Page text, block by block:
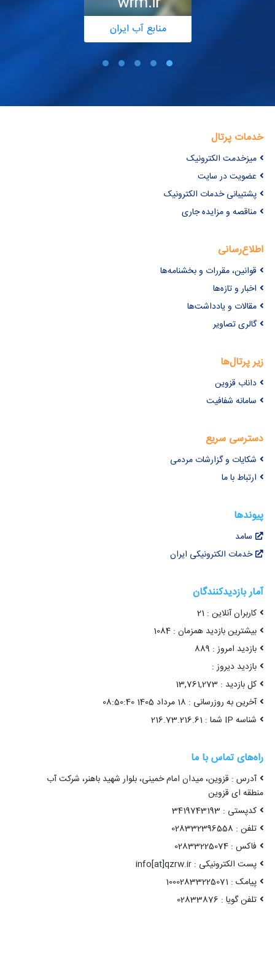
منابع آب ایران
خدمات پرتال
میزخدمت الکترونیک
عضویت در سایت
پشتیبانی خدمات الکترونیک
مناقصه و مزایده جاری
اطلاع‌رسانی
قوانین، مقررات و بخشنامه‌ها
اخبار و تازه‌ها
مقالات و یادداشت‌ها
گالری تصاویر
زیر پرتال‌ها
داناب قزوین
سامانه شفافیت
دسترسی سریع
شکایات و گزارشات مردمی
ارتباط با ما
پیوندها
سامد
خدمات الکترونیکی ایران
آمار بازدیدکنندگان
کاربران آنلاین : 21
بیشترین بازدید همزمان : 1084
بازدید امروز : 889
بازدید دیروز :
کل بازدید : 13,761,273
آخرین به روزرسانی : 18 مرداد 1405 08:50:40
شناسه IP شما : 216.73.216.61
راه‌های تماس با ما
آدرس : قزوین، میدان امام خمینی، بلوار شهید باهنر، شرکت آب
منطقه ای قزوین
کدپستی : 3419743193
تلفن : 028332396558
فاکس : 02833225074
پست الکترونیکی : info[at]qzrw.ir
پیامک : 10002833225071
تلفن گویا : 02833876